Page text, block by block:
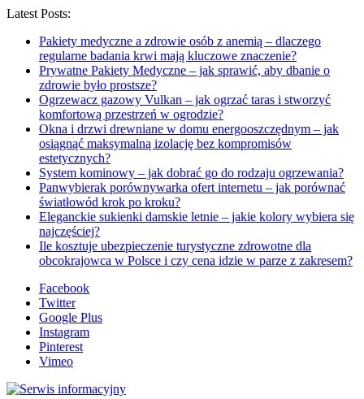
Latest Posts:
Pakiety medyczne a zdrowie osób z anemią – dlaczego
regularne badania krwi mają kluczowe znaczenie?
Prywatne Pakiety Medyczne – jak sprawić, aby dbanie o
zdrowie było prostsze?
Ogrzewacz gazowy Vulkan – jak ogrzać taras i stworzyć
komfortową przestrzeń w ogrodzie?
Okna i drzwi drewniane w domu energooszczędnym – jak
osiągnąć maksymalną izolację bez kompromisów
estetycznych?
System kominowy – jak dobrać go do rodzaju ogrzewania?
Panwybierak porównywarka ofert internetu – jak porównać
światłowód krok po kroku?
Eleganckie sukienki damskie letnie – jakie kolory wybiera się
najczęściej?
Ile kosztuje ubezpieczenie turystyczne zdrowotne dla
obcokrajowca w Polsce i czy cena idzie w parze z zakresem?
Facebook
Twitter
Google Plus
Instagram
Pinterest
Vimeo